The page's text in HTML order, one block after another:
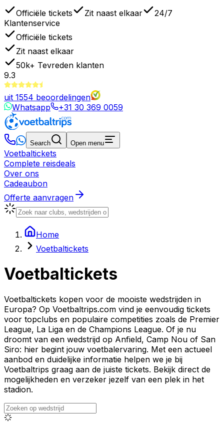
Officiële tickets Zit naast elkaar
24/7
Klantenservice
Officiële tickets
Zit naast elkaar
50k+ Tevreden klanten
9.3
uit 1554 beoordelingen
Whatsapp
+31 30 369 0059
Search Open menu
Voetbaltickets
Complete reisdeals
Over ons
Cadeaubon
Offerte aanvragen
Home
Voetbaltickets
Voetbaltickets
Voetbaltickets kopen voor de mooiste wedstrijden in
Europa? Op Voetbaltrips.com vind je eenvoudig tickets
voor topclubs en populaire competities zoals de Premier
League, La Liga en de Champions League. Of je nu
droomt van een wedstrijd op Anfield, Camp Nou of San
Siro: hier begint jouw voetbalervaring. Met een actueel
aanbod en duidelijke informatie helpen we je bij
Voetbaltrips graag aan de juiste tickets. Bekijk direct de
mogelijkheden en verzeker jezelf van een plek in het
stadion.